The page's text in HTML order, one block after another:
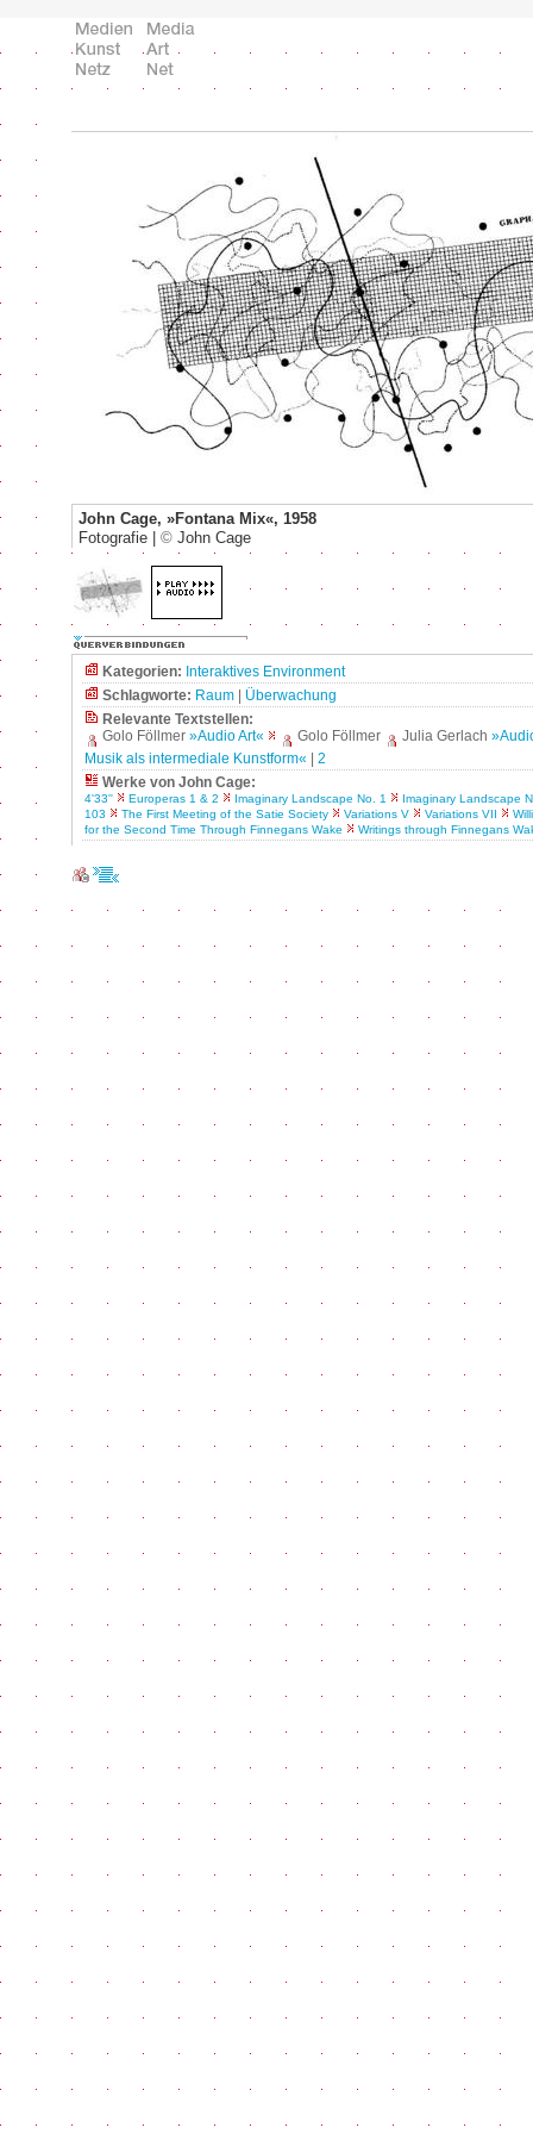
John Cage, »Fontana Mix«, 1958
Fotografie | © John Cage
Kategorien: Interaktives Environment
Schlagworte: Raum
Überwachung
Relevante Textstellen:
Golo Föllmer »Audio Art« Golo Föllmer Julia Gerlach
Musik als intermediale Kunstform« | 2
Werke von John Cage:
4'33'' Europeras 1 & 2 Imaginary Landscape No. 1
Imaginary Landscape
103
The First Meeting of the Satie Society Variations V Variations VII
for the Second Time Through Finnegans Wake
Writings through Finnegans